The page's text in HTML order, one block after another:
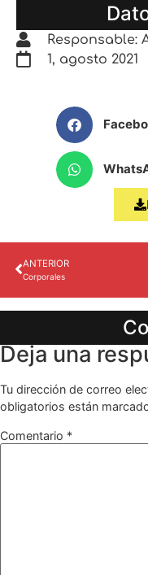
Responsable:
1, agosto 2021
ANTERIOR
Corporales
Deja una
Tu dirección de correo
obligatorios están
Comentario *